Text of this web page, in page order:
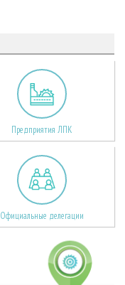
Предприятия ЛПК
Официальные делегации